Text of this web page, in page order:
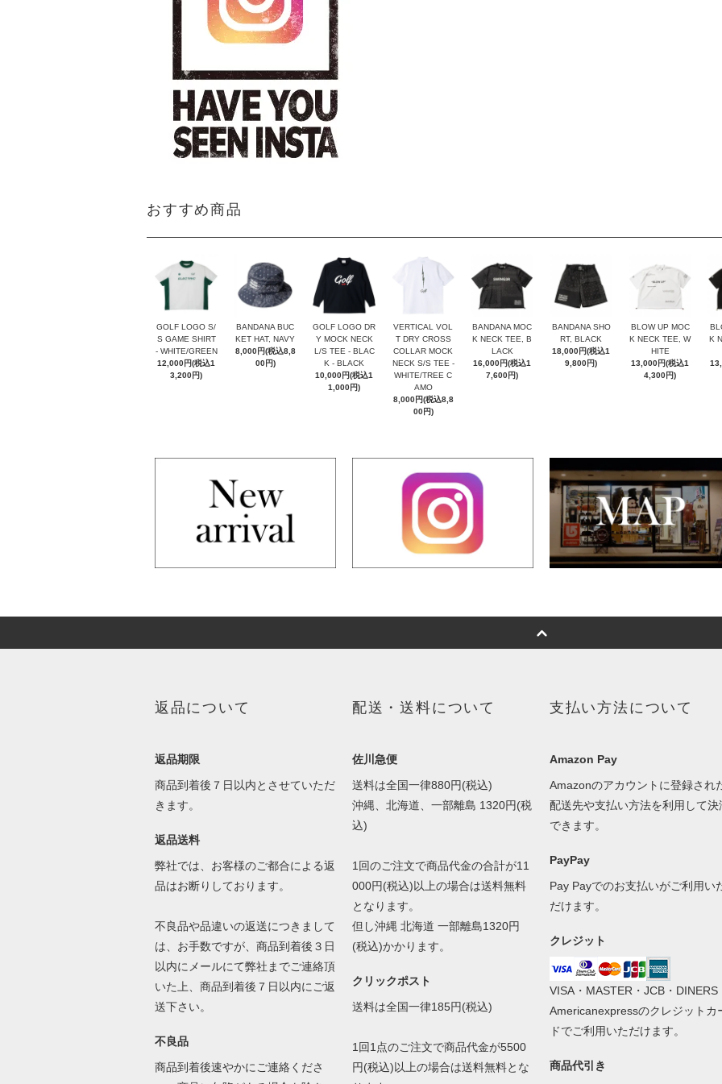
おすすめ商品
GOLF LOGO S/
S GAME SHIRT
- WHITE/GREEN
12,000円(税込1
3,200円)
BANDANA BUC
KET HAT, NAVY
8,000円(税込8,8
00円)
GOLF LOGO DR
Y MOCK NECK
L/S TEE - BLAC
K - BLACK
10,000円(税込1
1,000円)
VERTICAL VOL
T DRY CROSS
COLLAR MOCK
NECK S/S TEE -
WHITE/TREE C
AMO
8,000円(税込8,8
00円)
BANDANA MOC
K NECK TEE, B
LACK
16,000円(税込1
7,600円)
BANDANA SHO
RT, BLACK
18,000円(税込1
9,800円)
BLOW UP MOC
K NECK TEE, W
HITE
13,000円(税込1
4,300円)
K
返品について
返品期限
商品到着後７日以内とさせていただ
きます。
返品送料
弊社では、お客様のご都合による返
品はお断りしております。
不良品や品違いの返送につきまして
は、お手数ですが、商品到着後３日
以内にメールにて弊社までご連絡頂
いた上、商品到着後７日以内にご返
送下さい。
不良品
商品到着後速やかにご連絡くださ
配送・送料について
佐川急便
送料は全国一律880円(税込)
沖縄、北海道、一部離島 1320円(税
込)
1回のご注文で商品代金の合計が11
000円(税込)以上の場合は送料無料
となります。
但し沖縄 北海道 一部離島1320円
(税込)かかります。
クリックポスト
送料は全国一律185円(税込)
1回1点のご注文で商品代金が5500
円(税込)以上の場合は送料無料とな
支払い方法について
Amazon Pay
Amazonのアカウントに登録され
配送先や支払い方法を利用して決
できます。
PayPay
Pay Payでのお支払いがご利用い
だけます。
クレジット
VISA・MASTER・JCB・DINERS
Americanexpressのクレジットカ
ドでご利用いただけます。
商品代引き